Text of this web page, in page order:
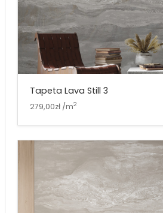
Tapeta Lava Still 3
279,00zł /m2